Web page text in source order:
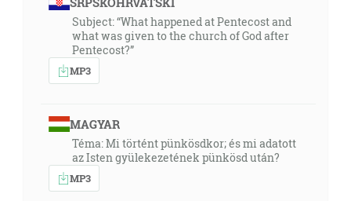
Subject: “What happened at Pentecost and
what was given to the church of God after
Pentecost?”
MP3
MAGYAR
Téma: Mi történt pünkösdkor; és mi adatott
az Isten gyülekezetének pünkösd után?
MP3